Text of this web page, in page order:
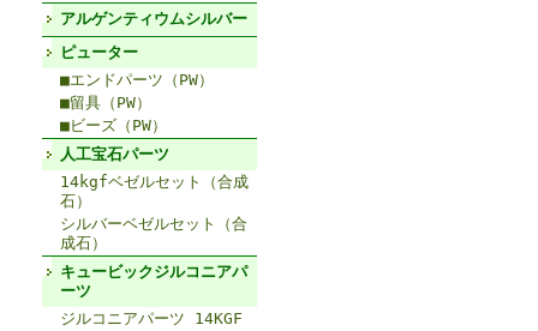
アルゲンティウムシルバー
ピューター
■エンドパーツ（PW）
■留具（PW）
■ビーズ（PW）
人工宝石パーツ
14kgfベゼルセット（合成
石）
シルバーベゼルセット（合
成石）
キュービックジルコニアパ
ーツ
ジルコニアパーツ 14KGF